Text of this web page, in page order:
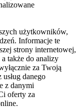
użytkowników,
Informacje te
strony internetowej,
także do analizy
za Twoją
danego
z danymi
oferty za